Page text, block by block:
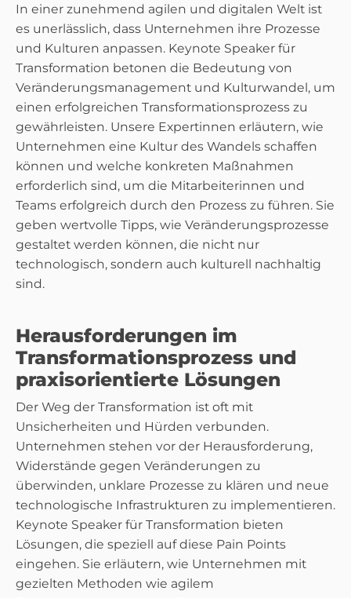
In einer zunehmend agilen und digitalen Welt ist
es unerlässlich, dass Unternehmen ihre Prozesse
und Kulturen anpassen. Keynote Speaker für
Transformation betonen die Bedeutung von
Veränderungsmanagement und Kulturwandel, um
einen erfolgreichen Transformationsprozess zu
gewährleisten. Unsere Expertinnen erläutern, wie
Unternehmen eine Kultur des Wandels schaffen
können und welche konkreten Maßnahmen
erforderlich sind, um die Mitarbeiterinnen und
Teams erfolgreich durch den Prozess zu führen. Sie
geben wertvolle Tipps, wie Veränderungsprozesse
gestaltet werden können, die nicht nur
technologisch, sondern auch kulturell nachhaltig
sind.
Herausforderungen im
Transformationsprozess und
praxisorientierte Lösungen
Der Weg der Transformation ist oft mit
Unsicherheiten und Hürden verbunden.
Unternehmen stehen vor der Herausforderung,
Widerstände gegen Veränderungen zu
überwinden, unklare Prozesse zu klären und neue
technologische Infrastrukturen zu implementieren.
Keynote Speaker für Transformation bieten
Lösungen, die speziell auf diese Pain Points
eingehen. Sie erläutern, wie Unternehmen mit
gezielten Methoden wie agilem